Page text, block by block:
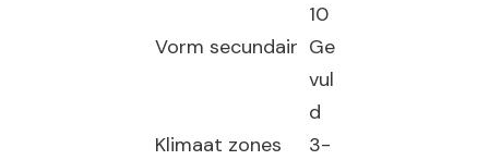
10
Vorm secundair Ge
vul
d
Klimaat zones
3-